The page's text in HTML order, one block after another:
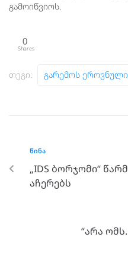
გამოიწვიოს.
0
Shares
Თეგი: Გარემოს
ᲬᲘᲜᲐ
„IDS ბორჯომი“
აჩერებს
“არა